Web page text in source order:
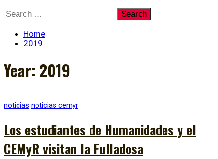
Skip
to
content
Search
for:
Home
2019
Year: 2019
noticias noticias cemyr
Los estudiantes de Humanidades y el
CEMyR visitan la Fulladosa